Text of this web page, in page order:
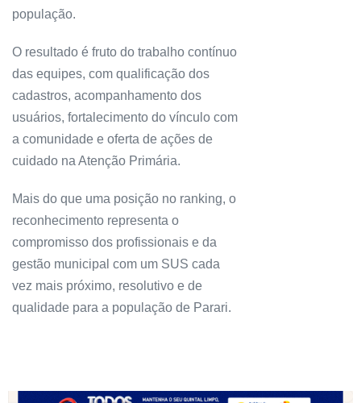
população.
O resultado é fruto do trabalho contínuo
das equipes, com qualificação dos
cadastros, acompanhamento dos
usuários, fortalecimento do vínculo com
a comunidade e oferta de ações de
cuidado na Atenção Primária.
Mais do que uma posição no ranking, o
reconhecimento representa o
compromisso dos profissionais e da
gestão municipal com um SUS cada
vez mais próximo, resolutivo e de
qualidade para a população de Parari.